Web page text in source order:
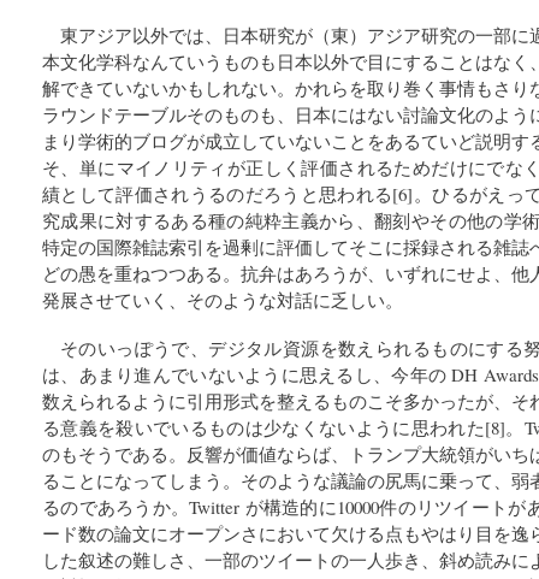
東アジア以外では、日本研究が（東）アジア研究の一部に
本文化学科なんていうものも日本以外で目にすることはなく
解できていないかもしれない。かれらを取り巻く事情もさり
ラウンドテーブルそのものも、日本にはない討論文化のよ
まり学術的ブログが成立していないことをあるていど説明
そ、単にマイノリティが正しく評価されるためだけにでな
績として評価されうるのだろうと思われる[6]。ひるがえっ
究成果に対するある種の純粋主義から、翻刻やその他の学
特定の国際雑誌索引を過剰に評価してそこに採録される雑誌
どの愚を重ねつつある。抗弁はあろうが、いずれにせよ、
発展させていく、そのような対話に乏しい。
そのいっぽうで、デジタル資源を数えられるものにする
は、あまり進んでいないように思えるし、今年の DH
数えられるように引用形式を整えるものこそ多かったが、そ
る意義を殺いでいるものは少なくないように思われた[8]。
のもそうである。反響が価値ならば、トランプ大統領がいち
ることになってしまう。そのような議論の尻馬に乗って、
るのであろうか。Twitter が構造的に10000件のリツイートが
ード数の論文にオープンさにおいて欠ける点もやはり目を
した叙述の難しさ、一部のツイートの一人歩き、斜め読み